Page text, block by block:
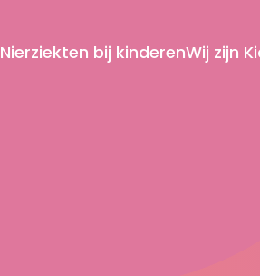
Nierziekten bij kinderenWij zijn